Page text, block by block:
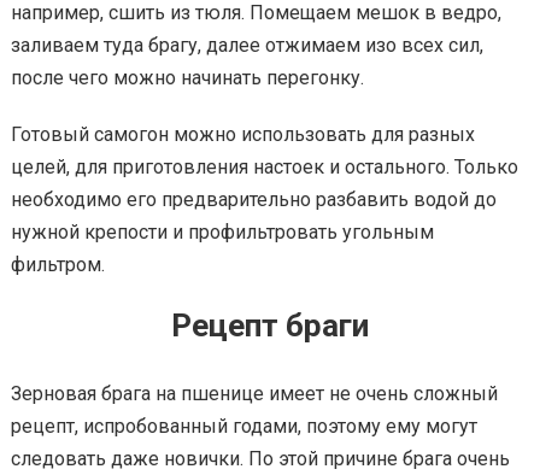
например, сшить из тюля. Помещаем мешок в ведро,
заливаем туда брагу, далее отжимаем изо всех сил,
после чего можно начинать перегонку.
Готовый самогон можно использовать для разных
целей, для приготовления настоек и остального. Только
необходимо его предварительно разбавить водой до
нужной крепости и профильтровать угольным
фильтром.
Рецепт браги
Зерновая брага на пшенице имеет не очень сложный
рецепт, испробованный годами, поэтому ему могут
следовать даже новички. По этой причине брага очень